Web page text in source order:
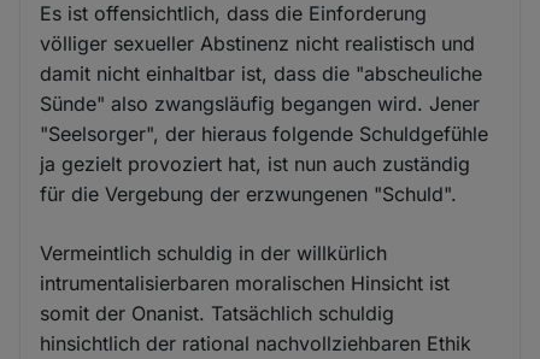
Es ist offensichtlich, dass die Einforderung
völliger sexueller Abstinenz nicht realistisch und
damit nicht einhaltbar ist, dass die "abscheuliche
Sünde" also zwangsläufig begangen wird. Jener
"Seelsorger", der hieraus folgende Schuldgefühle
ja gezielt provoziert hat, ist nun auch zuständig
für die Vergebung der erzwungenen "Schuld".
Vermeintlich schuldig in der willkürlich
intrumentalisierbaren moralischen Hinsicht ist
somit der Onanist. Tatsächlich schuldig
hinsichtlich der rational nachvollziehbaren Ethik